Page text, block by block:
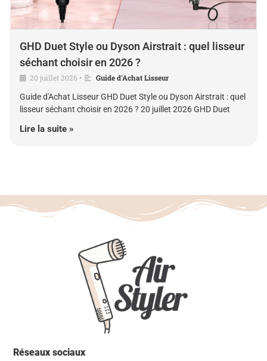
GHD Duet Style ou Dyson Airstrait : quel lisseur
séchant choisir en 2026 ?
20 juillet 2026 •
Guide d'Achat Lisseur
Guide d'Achat Lisseur GHD Duet Style ou Dyson Airstrait : quel
lisseur séchant choisir en 2026 ? 20 juillet 2026 GHD Duet
Lire la suite »
Réseaux sociaux